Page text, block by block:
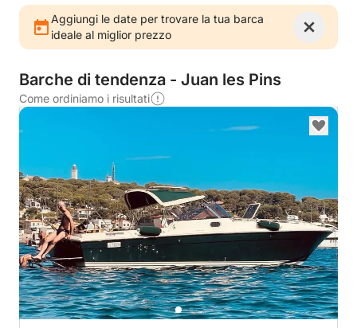
Aggiungi le date per trovare la tua barca
ideale al miglior prezzo
Barche di tendenza - Juan les Pins
Come ordiniamo i risultati